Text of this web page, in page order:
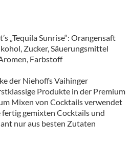
„Tequila Sunrise“: Orangensaft
Zucker, Säuerungsmittel
Farbstoff
der Niehoffs Vaihinger
Produkte in der Premium
Mixen von Cocktails verwendet
fertig gemixten Cocktails und
nur aus besten Zutaten